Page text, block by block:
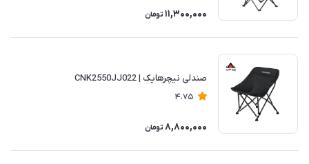
11,300,000 تومان
صندلی نیچرهایک | CNK2550JJ022
4.75
8,800,000 تومان